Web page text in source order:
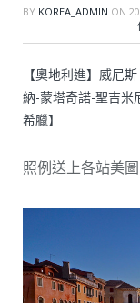
BY KOREA_ADMIN ON
【奧地利進】威尼
納-蒙塔奇諾-聖吉米
希臘】
照例送上各站美圖